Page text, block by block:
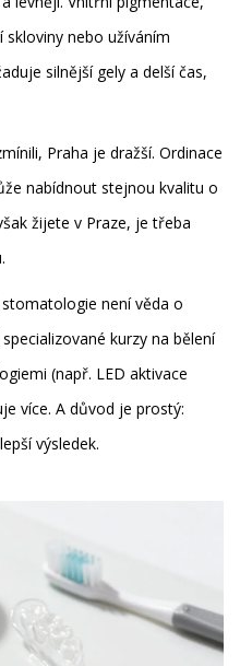
nebo užíváním
silnější gely a delší čas,
Praha je dražší. Ordinace
nabídnout stejnou kvalitu o
žijete v Praze, je třeba
stomatologie není věda o
kurzy na bělení
(např. LED aktivace
více. A důvod je prostý:
výsledek.